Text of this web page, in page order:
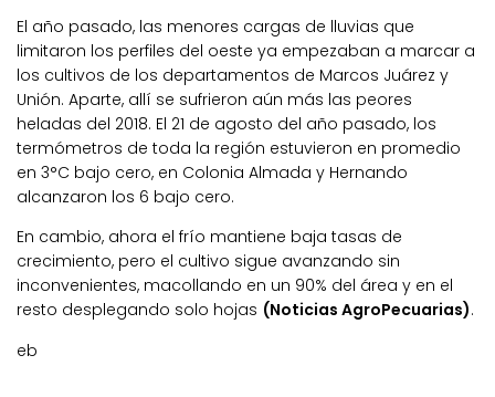
El año pasado, las menores cargas de lluvias que
limitaron los perfiles del oeste ya empezaban a marcar a
los cultivos de los departamentos de Marcos Juárez y
Unión. Aparte, allí se sufrieron aún más las peores
heladas del 2018. El 21 de agosto del año pasado, los
termómetros de toda la región estuvieron en promedio
en 3°C bajo cero, en Colonia Almada y Hernando
alcanzaron los 6 bajo cero.
En cambio, ahora el frío mantiene baja tasas de
crecimiento, pero el cultivo sigue avanzando sin
inconvenientes, macollando en un 90% del área y en el
resto desplegando solo hojas (Noticias AgroPecuarias).
eb